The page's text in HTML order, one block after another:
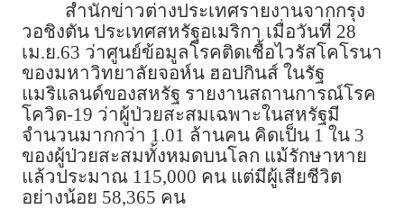
สำนักข่าวต่างประเทศรายงานจากกรุง
วอชิงตัน ประเทศสหรัฐอเมริกา เมื่อวันที่ 28
เม.ย.63 ว่าศูนย์ข้อมูลโรคติดเชื้อไวรัสโคโรนา
ของมหาวิทยาลัยจอห์น ฮอปกินส์ ในรัฐ
แมริแลนด์ของสหรัฐ รายงานสถานการณ์โรค
โควิด-19 ว่าผู้ป่วยสะสมเฉพาะในสหรัฐมี
จำนวนมากกว่า 1.01 ล้านคน คิดเป็น 1 ใน 3
ของผู้ป่วยสะสมทั้งหมดบนโลก แม้รักษาหาย
แล้วประมาณ 115,000 คน แต่มีผู้เสียชีวิต
อย่างน้อย 58,365 คน